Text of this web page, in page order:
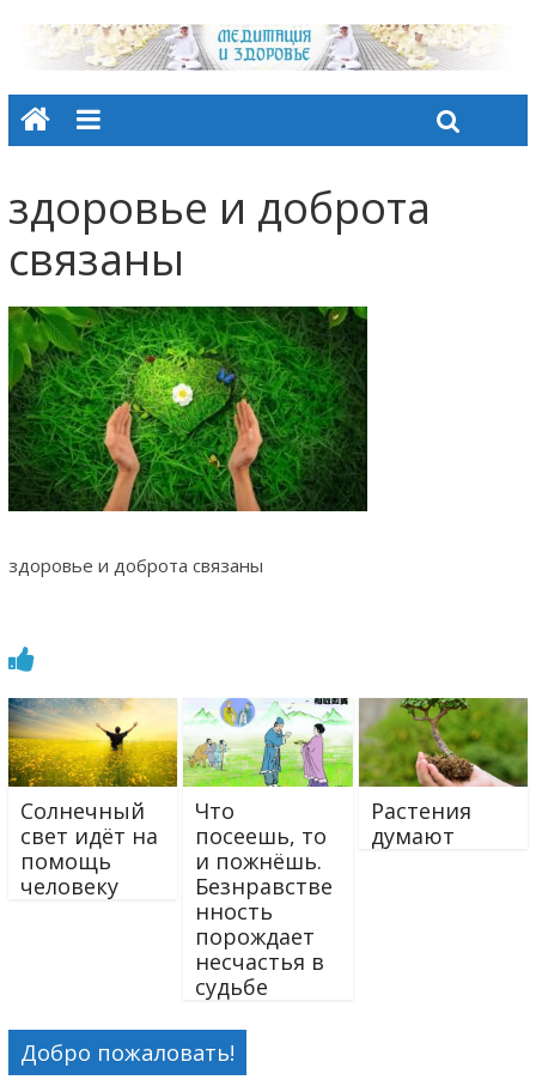
здоровье и доброта
связаны
здоровье и доброта связаны
Солнечный
свет идёт на
помощь
человеку
Что
посеешь, то
и пожнёшь.
Безнравстве
нность
порождает
несчастья в
судьбе
Растения
думают
Добро пожаловать!